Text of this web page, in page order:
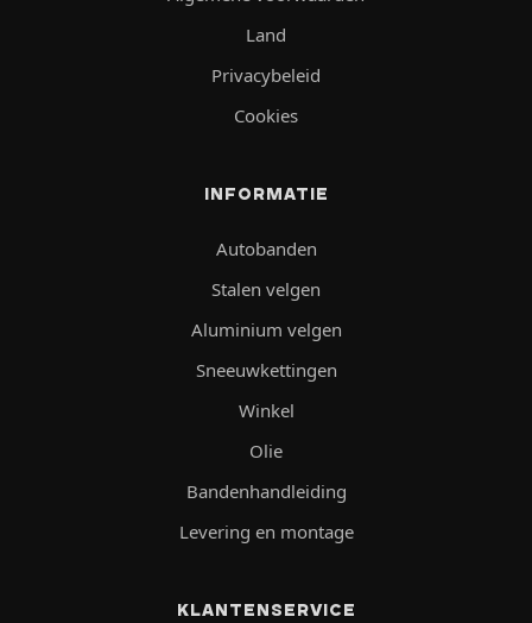
Land
Privacybeleid
Cookies
INFORMATIE
Autobanden
Stalen velgen
Aluminium velgen
Sneeuwkettingen
Winkel
Olie
Bandenhandleiding
Levering en montage
KLANTENSERVICE